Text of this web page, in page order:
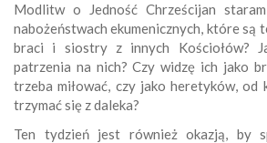
Modlitw o Jedność Chrześcijan
nabożeństwach ekumenicznych, które są
braci i siostry z innych Kościołów?
patrzenia na nich? Czy widzę ich jako
trzeba miłować, czy jako heretyków, od
trzymać się z daleka?
Ten tydzień jest również okazją, by